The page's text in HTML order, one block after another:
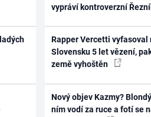
vypráví kontroverzní
Rapper Vercetti vyfasoval
Slovensku 5 let vězení,
země vyhoštěn
Nový objev Kazmy?
ním vodí za ruce a fotí se